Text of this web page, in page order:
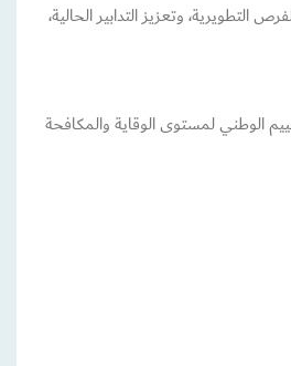
وتعزيز التدابير الحالية،